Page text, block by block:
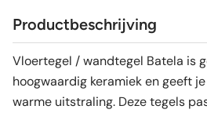
Productbeschrijving
Vloertegel / wandtegel Batela is
hoogwaardig keramiek en geeft
warme uitstraling. Deze tegels